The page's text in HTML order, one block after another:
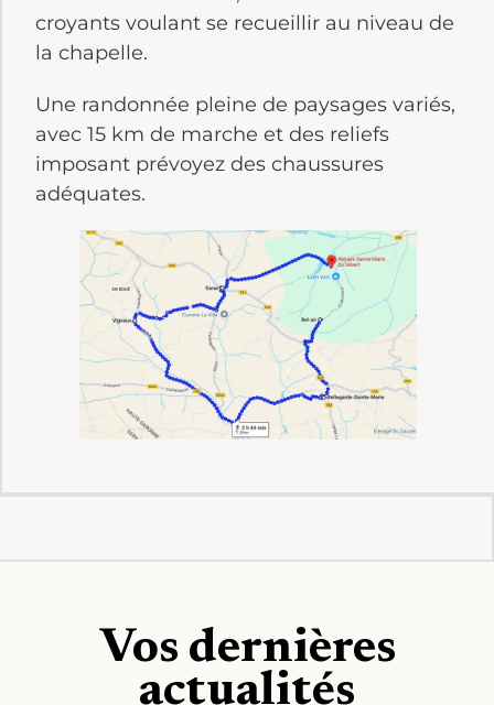
croyants voulant se recueillir au niveau de
la chapelle.
Une randonnée pleine de paysages variés,
avec 15 km de marche et des reliefs
imposant prévoyez des chaussures
adéquates.
Vos dernières
actualités